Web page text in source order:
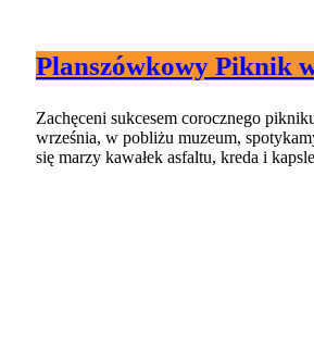
Planszówkowy Piknik
Zachęceni sukcesem corocznego
września, w pobliżu muzeum,
się marzy kawałek asfaltu, kreda i